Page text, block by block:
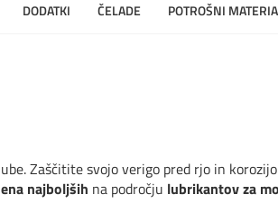
DODATKI ČELADE POTROŠNI
Zaščitite svojo verigo pred rjo in
ena najboljših na področju lubrikantov za